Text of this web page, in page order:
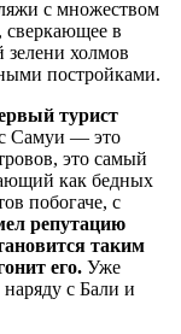
с множеством
сверкающее в
холмов
постройками.
турист
Самуи — это
это самый
как бедных
побогаче, с
репутацию
таким
его. Уже
с Бали и